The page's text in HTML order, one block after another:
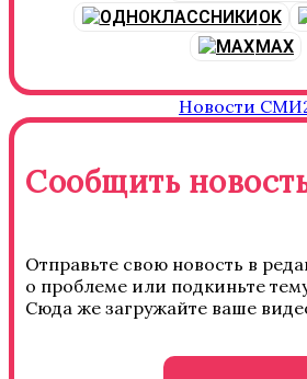
OK
MAX
Новости
Сообщить
Отправьте свою новость в
о проблеме или подкиньте
Сюда же загружайте ваше